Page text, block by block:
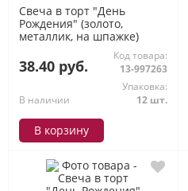
Свеча в торт "День
Рождения" (золото,
металлик, на шпажке)
цифра "6" 72638, (Yiwu
Yibotong Trade Co., Ltd)
38.40 руб.
Код товара:
13-997263
В наличии
Упаковка:
12 шт.
В корзину